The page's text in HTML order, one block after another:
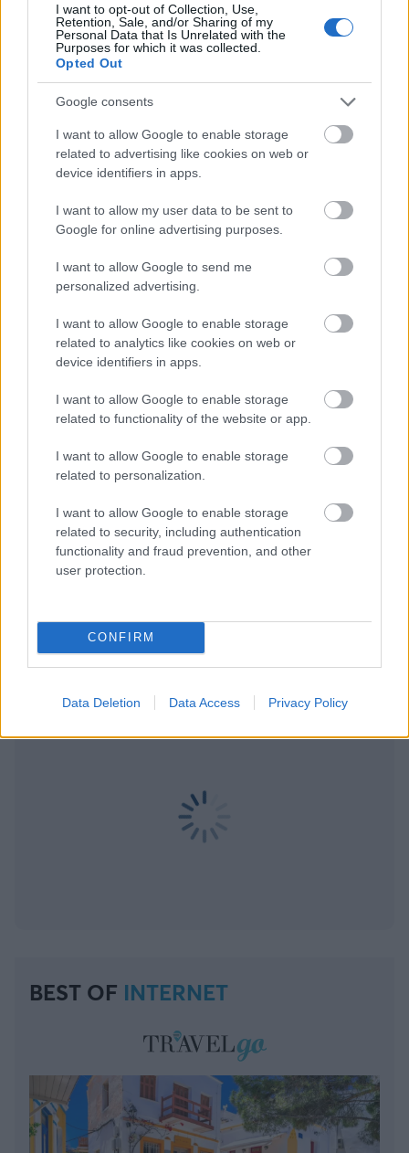
I want to opt-out of Collection, Use,
Retention, Sale, and/or Sharing of my
Personal Data that Is Unrelated with the
Purposes for which it was collected.
Opted Out
Google consents
I want to allow Google to enable storage
related to advertising like cookies on web or
device identifiers in apps.
I want to allow my user data to be sent to
Google for online advertising purposes.
I want to allow Google to send me
personalized advertising.
I want to allow Google to enable storage
related to analytics like cookies on web or
device identifiers in apps.
I want to allow Google to enable storage
related to functionality of the website or app.
I want to allow Google to enable storage
related to personalization.
I want to allow Google to enable storage
related to security, including authentication
functionality and fraud prevention, and other
user protection.
CONFIRM
Data Deletion Data Access Privacy Policy
Πράγα
Μόναχο
Άμστερνταμ
ΔΙΑΒΑΣΕ ΑΚΟΜΗ:
από το φαγητό-σήμα κατατεθέν της
δύο ήπειροι που βρίσκονται σε τροχιά «σύγκρουσης»
viral στο διαδίκτυο
ΣΥΝΑΥΛΙΑ
Για να προσθέσεις το σχόλιο
σου πρέπει να συνδεθείς
BEST OF INTERNET